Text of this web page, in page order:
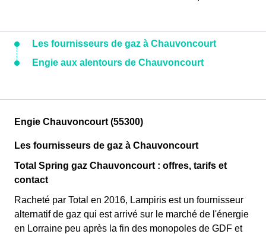
Les fournisseurs de gaz à Chauvoncourt
Engie aux alentours de Chauvoncourt
Engie Chauvoncourt (55300)
Les fournisseurs de gaz à Chauvoncourt
Total Spring gaz Chauvoncourt : offres, tarifs et
contact
Racheté par Total en 2016, Lampiris est un fournisseur
alternatif de gaz qui est arrivé sur le marché de l'énergie
en Lorraine peu après la fin des monopoles de GDF et